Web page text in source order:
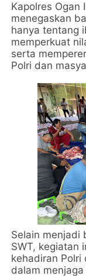
Kapolres Ogan
menegaskan
hanya tentang
memperkuat
serta
Polri dan
Selain menjadi
SWT, kegiatan
kehadiran Polri
dalam